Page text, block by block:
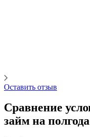
Оставить отзыв
Сравнение
займ на